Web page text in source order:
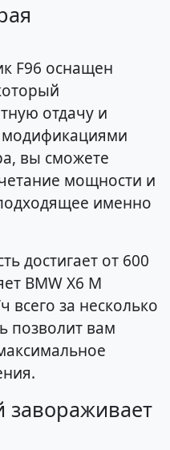
F96 оснащен
отдачу и
вы сможете
мощности и
именно
достигает от 600
BMW X6 M
всего за несколько
позволит вам
завораживает